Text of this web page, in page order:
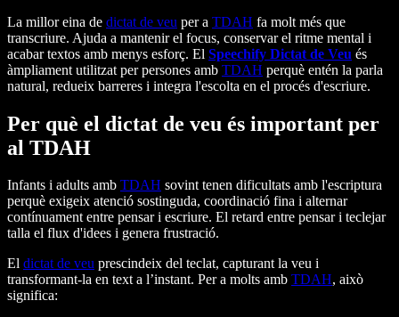
La millor eina de dictat de veu per a TDAH fa molt més que
transcriure. Ajuda a mantenir el focus, conservar el ritme mental i
acabar textos amb menys esforç. El Speechify Dictat de Veu és
àmpliament utilitzat per persones amb TDAH perquè entén la parla
natural, redueix barreres i integra l'escolta en el procés d'escriure.
Per què el dictat de veu és important per
al TDAH
Infants i adults amb TDAH sovint tenen dificultats amb l'escriptura
perquè exigeix atenció sostinguda, coordinació fina i alternar
contínuament entre pensar i escriure. El retard entre pensar i teclejar
talla el flux d'idees i genera frustració.
El dictat de veu prescindeix del teclat, capturant la veu i
transformant-la en text a l’instant. Per a molts amb TDAH, això
significa: